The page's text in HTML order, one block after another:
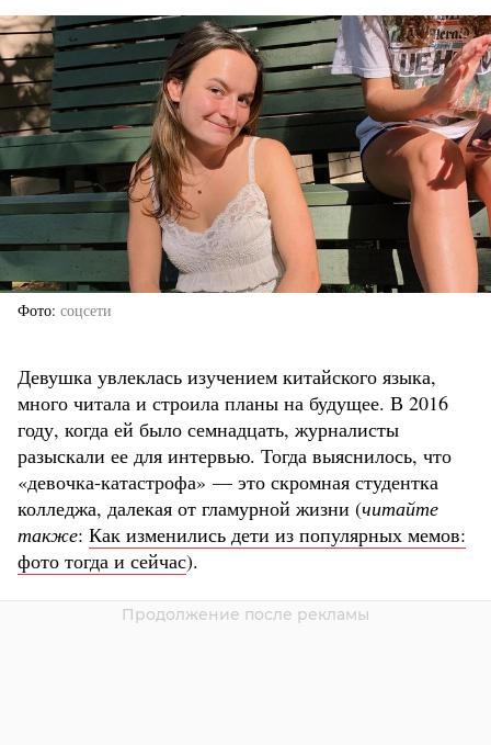
Фото соцсети
Девушка увлеклась изучением китайского языка,
много читала и строила планы на будущее. В 2016
году, когда ей было семнадцать, журналисты
разыскали ее для интервью. Тогда выяснилось, что
«девочка-катастрофа» — это скромная студентка
колледжа, далекая от гламурной жизни (читайте
также: Как изменились дети из популярных мемов:
фото тогда и сейчас).